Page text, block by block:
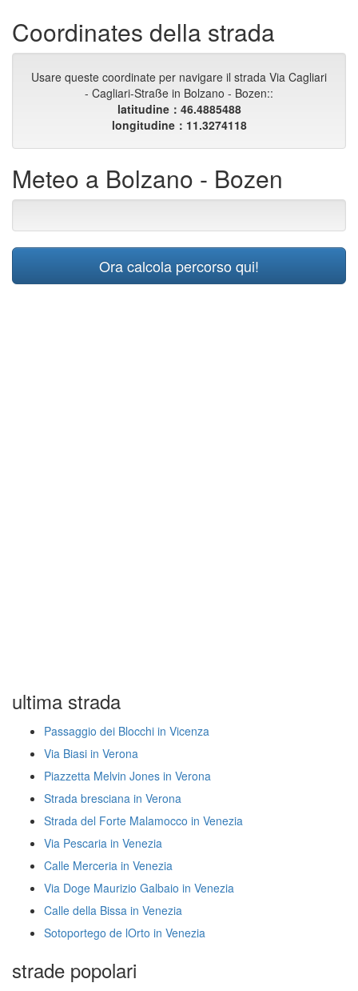
Coordinates della strada
Usare queste coordinate per navigare il strada Via Cagliari
- Cagliari-Straße in Bolzano - Bozen::
latitudine：46.4885488
longitudine：11.3274118
Meteo a Bolzano - Bozen
Ora calcola percorso qui!
ultima strada
Passaggio dei Blocchi in Vicenza
Via Biasi in Verona
Piazzetta Melvin Jones in Verona
Strada bresciana in Verona
Strada del Forte Malamocco in Venezia
Via Pescaria in Venezia
Calle Merceria in Venezia
Via Doge Maurizio Galbaio in Venezia
Calle della Bissa in Venezia
Sotoportego de lOrto in Venezia
strade popolari